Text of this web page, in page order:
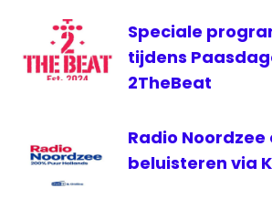
Speciale
tijdens
2TheBeat
Radio Noordzee
beluisteren via